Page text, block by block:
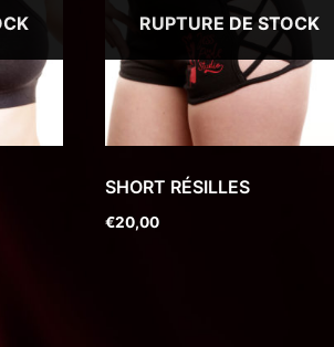
RUPTURE DE STOCK
SHORT RÉSILLES
€20,00